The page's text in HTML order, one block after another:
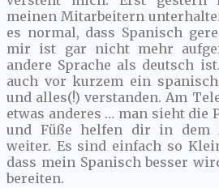
meinen Mitarbeitern
es normal, dass Spanisch
mir ist gar nicht mehr
andere Sprache als deutsch
auch vor kurzem ein
und alles(!) verstanden. Am
etwas anderes … man sieht die
und Füße helfen dir in dem
weiter. Es sind einfach so
dass mein Spanisch besser
bereiten.